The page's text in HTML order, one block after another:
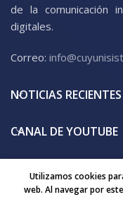
de la comunicación
digitales.
Correo:
NOTICIAS RECIENTES
CANAL DE YOUTUBE
Utilizamos cookies
web. Al navegar por